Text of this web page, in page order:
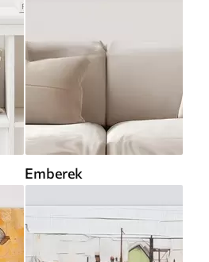
Emberek